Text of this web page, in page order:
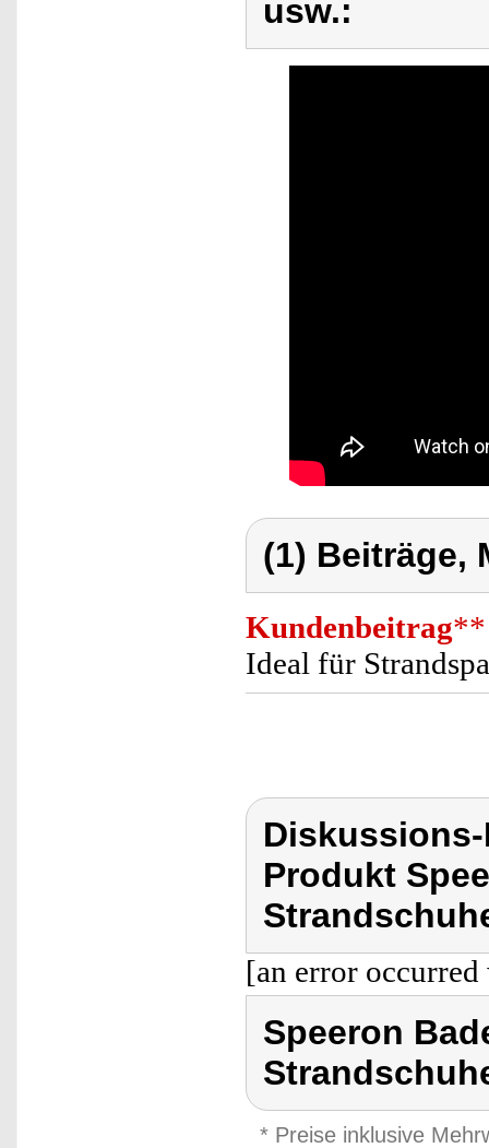
usw.:
(1) Beiträge,
Kundenbeitrag**
Ideal für
Produkt
[an error
Speeron
* Preise inklusive